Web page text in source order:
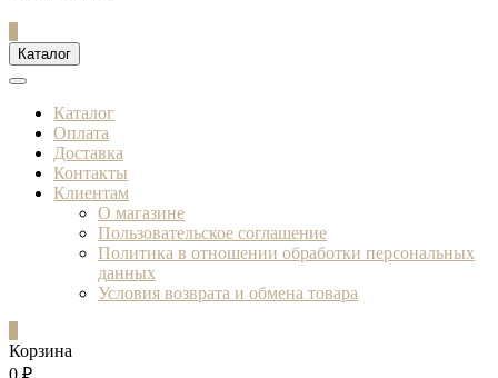
Каталог
Каталог
Оплата
Доставка
Контакты
Клиентам
О магазине
Пользовательское соглашение
Политика в отношении обработки персональных
данных
Условия возврата и обмена товара
Корзина
0 ₽